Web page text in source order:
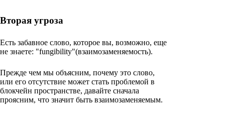
Вторая угроза
Есть забавное слово, которое вы, возможно, еще
не знаете: "fungibility"(взаимозаменяемость).
Прежде чем мы объясним, почему это слово,
или его отсутствие может стать проблемой в
блокчейн пространстве, давайте сначала
проясним, что значит быть взаимозаменяемым.